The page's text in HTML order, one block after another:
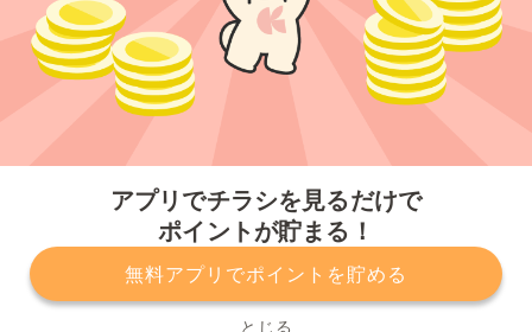
アプリでチラシを見るだけで
ポイントが貯まる！
無料アプリでポイントを貯める
とじる
プライバシーポリシー 利用規約
運営会社
サービスに関してのお問い合わせ